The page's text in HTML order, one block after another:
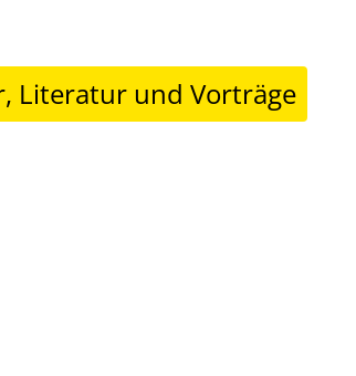
Literatur und Vorträge